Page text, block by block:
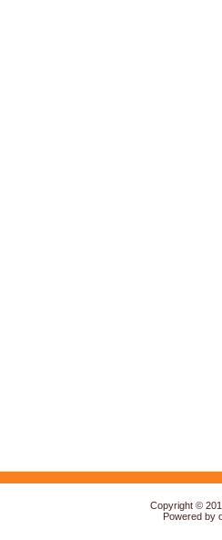
Copyright ©
Powered by